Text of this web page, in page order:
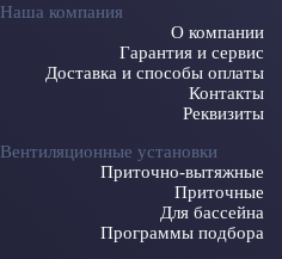
Наша компания
О компании
Гарантия и сервис
Доставка и способы оплаты
Контакты
Реквизиты
Вентиляционные установки
Приточно-вытяжные
Приточные
Для бассейна
Программы подбора